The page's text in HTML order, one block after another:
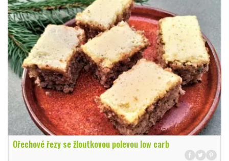
Ořechové řezy se žloutkovou polevou low carb